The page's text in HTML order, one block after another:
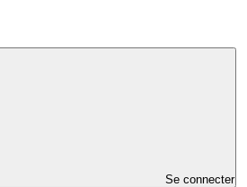
Se connecter